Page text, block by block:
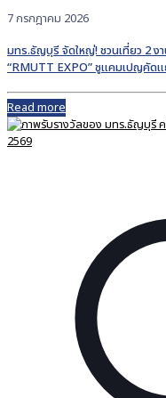
7 กรกฎาคม 2026
มทร.ธัญบุรี จัดใหญ่! ชวนเที่ยว 2
“RMUTT EXPO” ชูแคมเปญคัด
Read more